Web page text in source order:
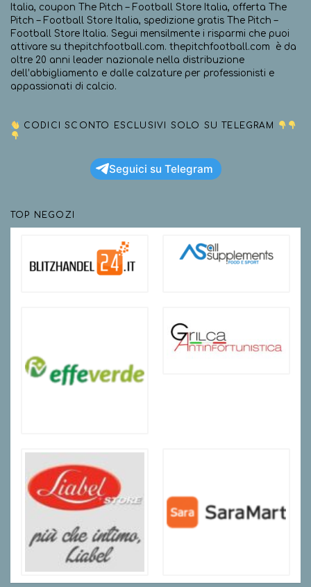
Italia, coupon The Pitch – Football Store Italia, offerta The
Pitch – Football Store Italia, spedizione gratis The Pitch –
Football Store Italia. Segui mensilmente i risparmi che puoi
attivare su thepitchfootball.com. thepitchfootball.com è da
oltre 20 anni leader nazionale nella distribuzione
dell’abbigliamento e dalle calzature per professionisti e
appassionati di calcio.
CODICI SCONTO ESCLUSIVI SOLO SU TELEGRAM
Seguici su Telegram
TOP NEGOZI